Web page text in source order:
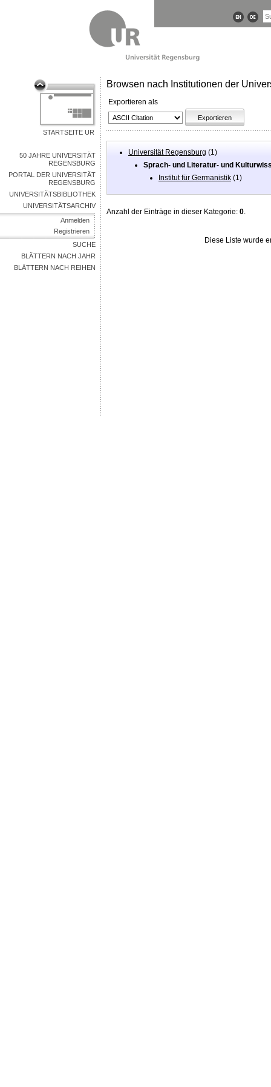
STARTSEITE UR
50 JAHRE UNIVERSITÄT
REGENSBURG
PORTAL DER UNIVERSITÄT
REGENSBURG
UNIVERSITÄTSBIBLIOTHEK
UNIVERSITÄTSARCHIV
Anmelden
Registrieren
SUCHE
BLÄTTERN NACH JAHR
BLÄTTERN NACH REIHEN
Browsen nach Institutionen der
Exportieren als
Universität Regensburg (1)
Sprach- und Literatur- und
Institut für Germanistik (1)
Anzahl der Einträge in dieser Kategorie: 0.
Diese Liste wurde